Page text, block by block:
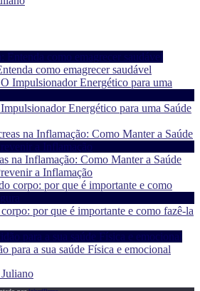
como emagrecer saudável
Energético para uma Saúde
na Inflamação: Como Manter a Saúde
a Inflamação
por que é importante e como fazê-la
para a sua saúde Física e emocional